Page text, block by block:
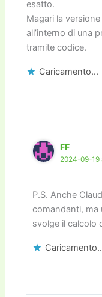
esatto.
Magari la
all’interno di una
tramite codice.
Caricamento...
FF
2024-09-19
P.S. Anche
comandanti, ma
svolge il calcolo